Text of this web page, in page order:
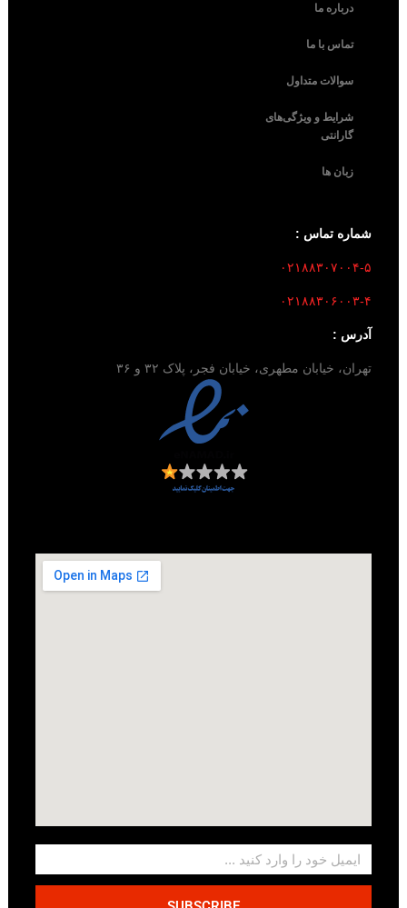
درباره ما
تماس با ما
سوالات متداول
شرایط و ویژگی‌های
گارانتی
زبان ها
شماره تماس :
۰۲۱۸۸۳۰۷۰۰۴-۵
۰۲۱۸۸۳۰۶۰۰۳-۴
آدرس :
تهران، خیابان مطهری، خیابان فجر، پلاک ۳۲ و ۳۶